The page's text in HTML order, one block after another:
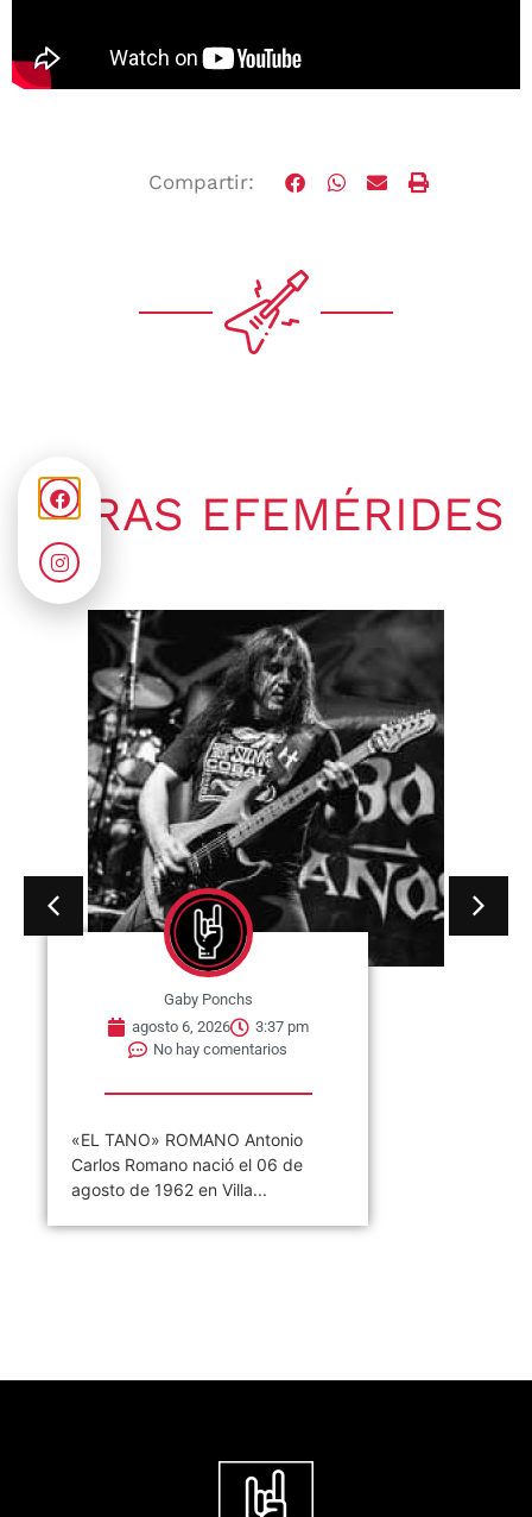
Compartir:
OTRAS EFEMÉRIDES
Gaby Ponchs
agosto 6, 2026
3:37 pm
No hay comentarios
«EL TANO» ROMANO Antonio
Carlos Romano nació el 06 de
agosto de 1962 en Villa...